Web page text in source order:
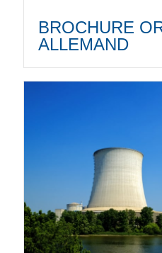
BROCHURE
ALLEMAND